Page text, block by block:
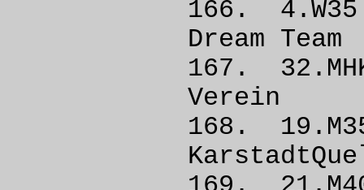
166.
167.
168.